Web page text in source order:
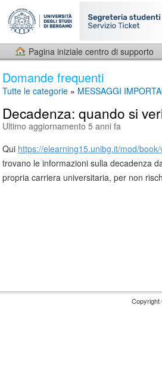
Pagina iniziale centro di supporto
Domande frequenti
Tutte le categorie » MESSAGGI
Decadenza: quando si
Ultimo aggiornamento 5 anni fa
Qui https://elearning15.unibg.it/mod/
trovano le informazioni sulla decadenza
propria carriera universitaria, per non
Copyright